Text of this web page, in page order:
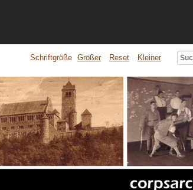
Schriftgröße Größer Reset Kleiner